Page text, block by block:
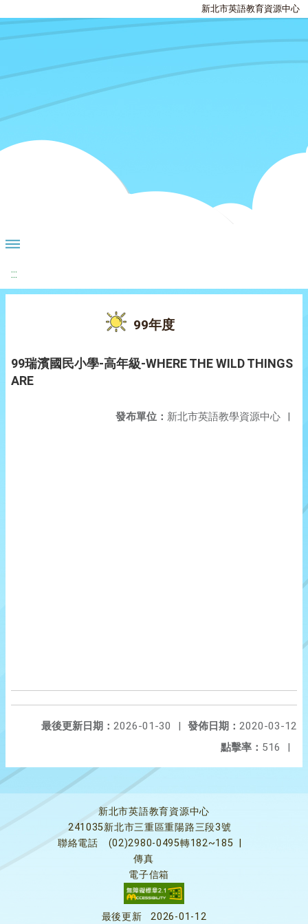
新北市英語教育資源中心
:::
99年度
99瑞濱國民小學-高年級-WHERE THE WILD THINGS
ARE
發布單位： 新北市英語教學資源中心 |
發佈日期： 2020-03-12
最後更新日期： 2026-01-30
|
點擊率： 516 |
新北市英語教育資源中心
241035新北市三重區重陽路三段3號
聯絡電話
(02)2980-0495轉182~185
傳真
電子信箱
最後更新 2026-01-12